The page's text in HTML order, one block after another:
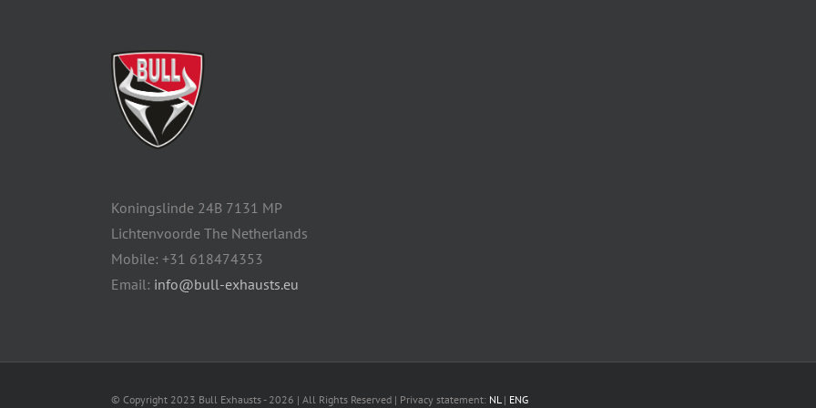
Koningslinde 24B 7131 MP
Lichtenvoorde The Netherlands
Mobile: +31 618474353
Email: info@bull-exhausts.eu
© Copyright 2023 Bull Exhausts - 2026 | All Rights Reserved | Privacy statement: NL| ENG